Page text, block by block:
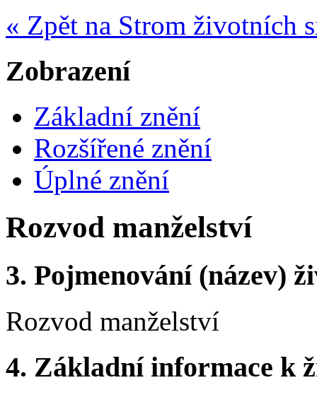
« Zpět na Strom životních
Zobrazení
Základní znění
Rozšířené znění
Úplné znění
Rozvod manželství
3. Pojmenování (název)
Rozvod manželství
4. Základní informace k